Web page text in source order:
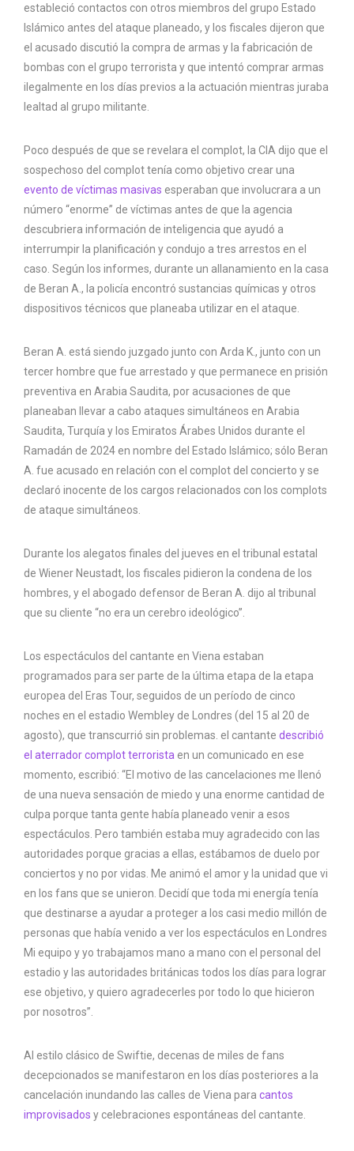
estableció contactos con otros miembros del grupo Estado
Islámico antes del ataque planeado, y los fiscales dijeron que
el acusado discutió la compra de armas y la fabricación de
bombas con el grupo terrorista y que intentó comprar armas
ilegalmente en los días previos a la actuación mientras juraba
lealtad al grupo militante.
Poco después de que se revelara el complot, la CIA dijo que el
sospechoso del complot tenía como objetivo crear una
evento de víctimas masivas esperaban que involucrara a un
número “enorme” de víctimas antes de que la agencia
descubriera información de inteligencia que ayudó a
interrumpir la planificación y condujo a tres arrestos en el
caso. Según los informes, durante un allanamiento en la casa
de Beran A., la policía encontró sustancias químicas y otros
dispositivos técnicos que planeaba utilizar en el ataque.
Beran A. está siendo juzgado junto con Arda K., junto con un
tercer hombre que fue arrestado y que permanece en prisión
preventiva en Arabia Saudita, por acusaciones de que
planeaban llevar a cabo ataques simultáneos en Arabia
Saudita, Turquía y los Emiratos Árabes Unidos durante el
Ramadán de 2024 en nombre del Estado Islámico; sólo Beran
A. fue acusado en relación con el complot del concierto y se
declaró inocente de los cargos relacionados con los complots
de ataque simultáneos.
Durante los alegatos finales del jueves en el tribunal estatal
de Wiener Neustadt, los fiscales pidieron la condena de los
hombres, y el abogado defensor de Beran A. dijo al tribunal
que su cliente “no era un cerebro ideológico”.
Los espectáculos del cantante en Viena estaban
programados para ser parte de la última etapa de la etapa
europea del Eras Tour, seguidos de un período de cinco
noches en el estadio Wembley de Londres (del 15 al 20 de
agosto), que transcurrió sin problemas. el cantante describió
el aterrador complot terrorista en un comunicado en ese
momento, escribió: “El motivo de las cancelaciones me llenó
de una nueva sensación de miedo y una enorme cantidad de
culpa porque tanta gente había planeado venir a esos
espectáculos. Pero también estaba muy agradecido con las
autoridades porque gracias a ellas, estábamos de duelo por
conciertos y no por vidas. Me animó el amor y la unidad que vi
en los fans que se unieron. Decidí que toda mi energía tenía
que destinarse a ayudar a proteger a los casi medio millón de
personas que había venido a ver los espectáculos en Londres
Mi equipo y yo trabajamos mano a mano con el personal del
estadio y las autoridades británicas todos los días para lograr
ese objetivo, y quiero agradecerles por todo lo que hicieron
por nosotros”.
Al estilo clásico de Swiftie, decenas de miles de fans
decepcionados se manifestaron en los días posteriores a la
cancelación inundando las calles de Viena para cantos
improvisados y celebraciones espontáneas del cantante.